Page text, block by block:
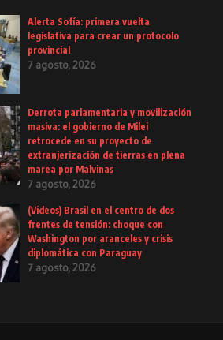
Alerta Sofía: primera vuelta
legislativa para crear un protocolo
provincial
7 agosto, 2026
Derrota parlamentaria y movilización
masiva: el gobierno de Milei
retrocede en su proyecto de
extranjerización de tierras en plena
marea por Malvinas
7 agosto, 2026
(Videos) Brasil en el centro de dos
frentes de tensión: choque con
Washington por aranceles y crisis
diplomática con Paraguay
7 agosto, 2026